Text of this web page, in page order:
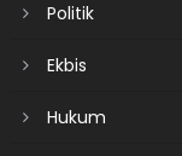
Politik
Ekbis
Hukum